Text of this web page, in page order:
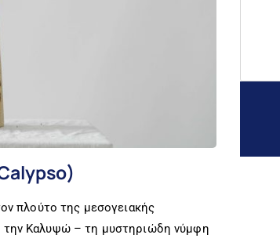
πλούτο της µεσογειακής
την Καλυψώ – τη µυστηριώδη νύµφη